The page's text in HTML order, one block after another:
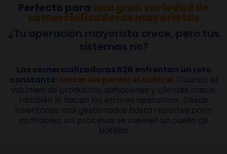
Perfecto para una gran variedad de
comercializadorasmayoristas
¿Tu operación mayorista crece, pero tus
sistemas no?
Las comercializadoras B2B enfrentan un reto
constante: crecer sin perder el control. Cuando el
volumen de productos, almacenes y clientes crece,
también lo hacen los errores operativos. Desde
inventarios mal gestionados hasta reportes poco
confiables, los procesos se vuelven un cuello de
botella.